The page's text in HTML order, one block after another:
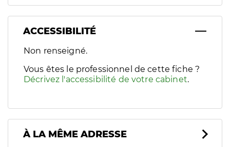
ACCESSIBILITÉ
Filtres
Sélectionnez un ou plusieurs handicaps/besoins
Non renseigné.
Vous êtes le professionnel de cette fiche ?
Décrivez l'accessibilité de votre cabinet.
À LA MÊME ADRESSE